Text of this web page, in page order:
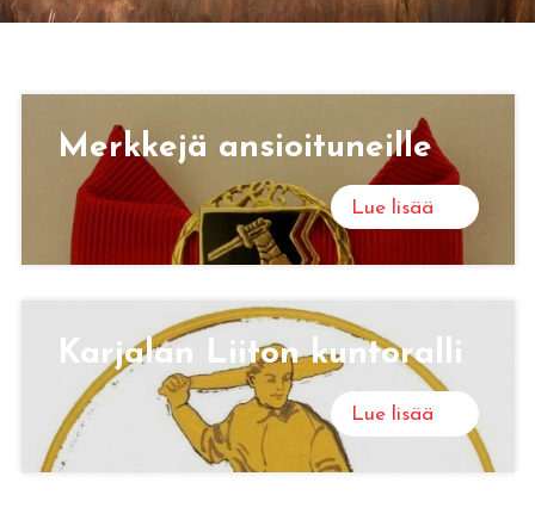
Merk­ke­jä an­sioi­tu­neil­le
Lue lisää
Kar­ja­lan Lii­ton kun­to­ral­li
Lue lisää